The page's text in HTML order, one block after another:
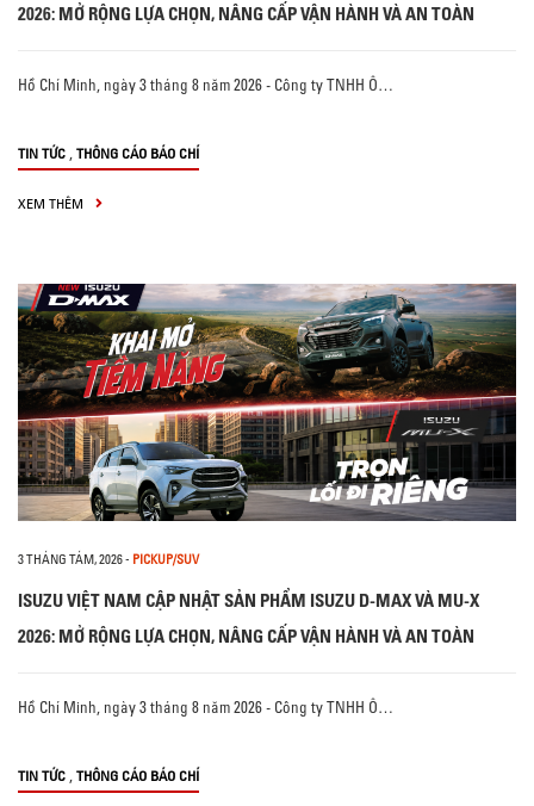
2026: MỞ RỘNG LỰA CHỌN, NÂNG CẤP VẬN HÀNH VÀ AN TOÀN
Hồ Chí Minh, ngày 3 tháng 8 năm 2026 - Công ty TNHH Ô…
TIN TỨC , THÔNG CÁO BÁO CHÍ
XEM THÊM
3 THÁNG TÁM, 2026- PICKUP/SUV
ISUZU VIỆT NAM CẬP NHẬT SẢN PHẨM ISUZU D-MAX VÀ MU-X
2026: MỞ RỘNG LỰA CHỌN, NÂNG CẤP VẬN HÀNH VÀ AN TOÀN
Hồ Chí Minh, ngày 3 tháng 8 năm 2026 - Công ty TNHH Ô…
TIN TỨC , THÔNG CÁO BÁO CHÍ